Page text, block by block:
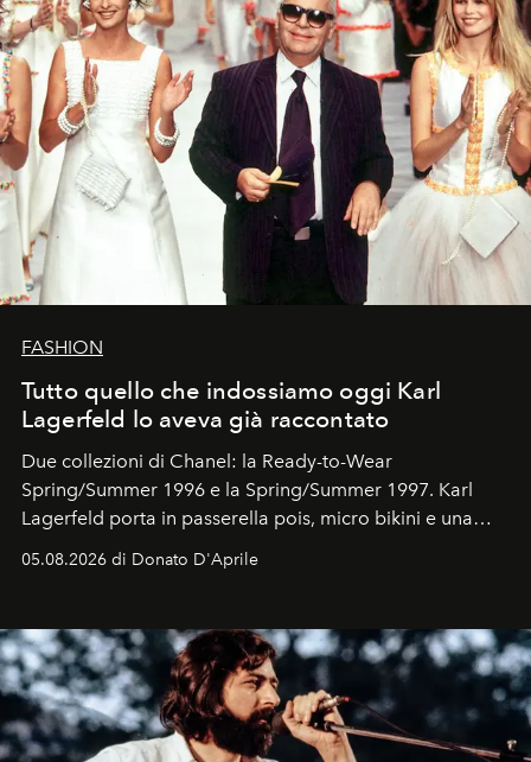
FASHION
Tutto quello che indossiamo oggi Karl
Lagerfeld lo aveva già raccontato
Due collezioni di Chanel: la Ready-to-Wear
Spring/Summer 1996 e la Spring/Summer 1997. Karl
Lagerfeld porta in passerella pois, micro bikini e una
Kate, Claudia e Carla una dietro l'altra. Trent'anni dopo,
uno dei documenti più contemporanei che abbiamo.
05.08.2026 di Donato D'Aprile